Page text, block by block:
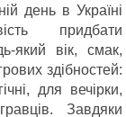
день в Україні
придбати
який вік, смак,
здібностей:
для вечірки,
Завдяки